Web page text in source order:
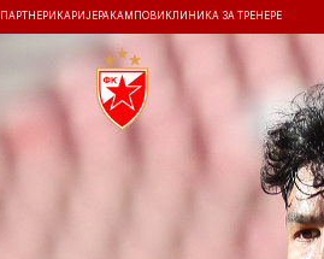
ПАРТНЕРИ КАРИЈЕРА КАМПОВИ КЛИНИКА ЗА ТРЕНЕРЕ